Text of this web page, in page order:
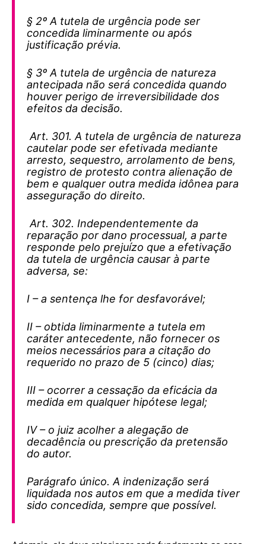
§ 2º A tutela de urgência pode ser
concedida liminarmente ou após
justificação prévia.
§ 3º A tutela de urgência de natureza
antecipada não será concedida quando
houver perigo de irreversibilidade dos
efeitos da decisão.
Art. 301. A tutela de urgência de natureza
cautelar pode ser efetivada mediante
arresto, sequestro, arrolamento de bens,
registro de protesto contra alienação de
bem e qualquer outra medida idônea para
asseguração do direito.
Art. 302. Independentemente da
reparação por dano processual, a parte
responde pelo prejuízo que a efetivação
da tutela de urgência causar à parte
adversa, se:
I – a sentença lhe for desfavorável;
II – obtida liminarmente a tutela em
caráter antecedente, não fornecer os
meios necessários para a citação do
requerido no prazo de 5 (cinco) dias;
III – ocorrer a cessação da eficácia da
medida em qualquer hipótese legal;
IV – o juiz acolher a alegação de
decadência ou prescrição da pretensão
do autor.
Parágrafo único. A indenização será
liquidada nos autos em que a medida tiver
sido concedida, sempre que possível.